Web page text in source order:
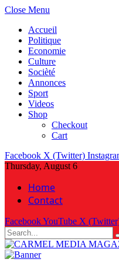
Close Menu
Accueil
Politique
Economie
Culture
Socièté
Annonces
Sport
Videos
Shop
Checkout
Cart
Facebook X (Twitter)
Thursday, August 6
Home
Contact
FacebookYouTube X